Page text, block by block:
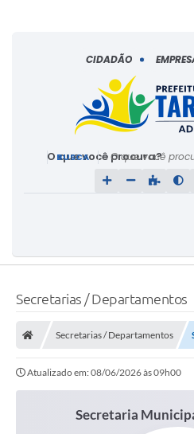
O que você procura?
CIDADÃO
Secretarias / Departamentos
Secretarias / Departamentos
Atualizado em: 08/06/2026 às 09h00
Secretaria